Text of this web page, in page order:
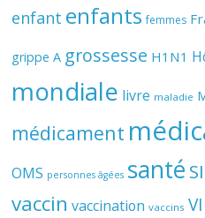
enfant enfants femmes
grippe A grossesse H1N1
mondiale livre maladie
médicament
OMS personnes âgées santé
vaccin vaccination vaccins